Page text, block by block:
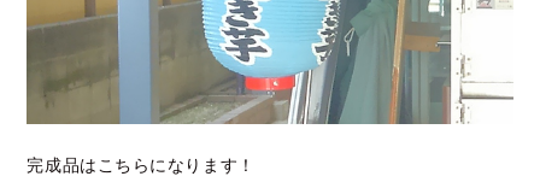
完成品はこちらになります！